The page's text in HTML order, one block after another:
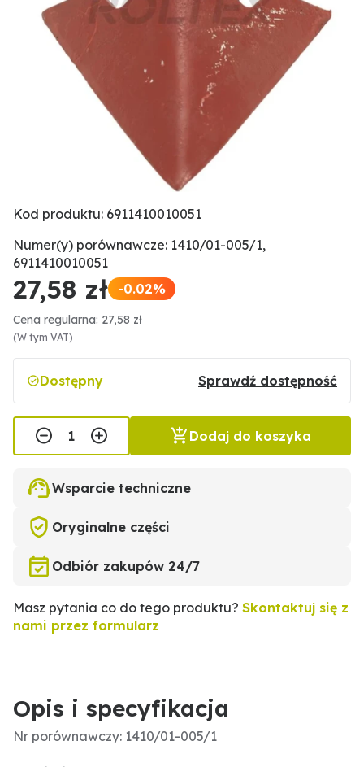
Kod produktu: 6911410010051
Numer(y) porównawcze: 1410/01-005/1,
6911410010051
27,58 zł -0.02%
Cena regularna: 27,58 zł
(W tym VAT)
Dostępny Sprawdź dostępność
Dodaj do koszyka
Wsparcie techniczne
Oryginalne części
Odbiór zakupów 24/7
Masz pytania co do tego produktu? Skontaktuj się z
nami przez formularz
Opis i specyfikacja
Nr porównawczy: 1410/01-005/1